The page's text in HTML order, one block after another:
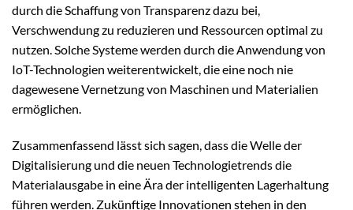
durch die Schaffung von Transparenz dazu bei,
Verschwendung zu reduzieren und Ressourcen optimal zu
nutzen. Solche Systeme werden durch die Anwendung von
IoT-Technologien weiterentwickelt, die eine noch nie
dagewesene Vernetzung von Maschinen und Materialien
ermöglichen.
Zusammenfassend lässt sich sagen, dass die Welle der
Digitalisierung und die neuen Technologietrends die
Materialausgabe in eine Ära der intelligenten Lagerhaltung
führen werden. Zukünftige Innovationen stehen in den